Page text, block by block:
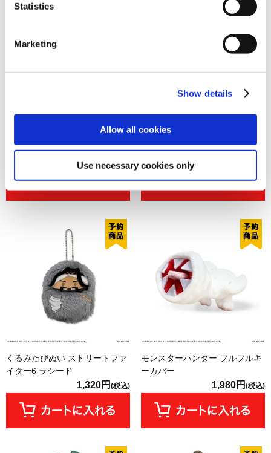
Statistics
Marketing
Show details
Allow all cookies
Use necessary cookies only
くるみたぴぬい ストリートファ
イター6 アレックス
くるみたぴぬい ストリートファ
イター6 エド
くるみたぴぬい ストリートファ
イター6 ラシード
1,320円 (税込)
モンスターハンター フルフルキ
ーカバー
1,980円 (税込)